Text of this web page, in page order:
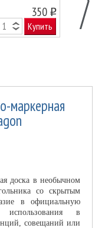
350 o
Купить
маркерная
доска в необычном
со скрытым
в официальную
использования в
совещаний или